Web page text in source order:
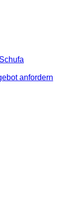
anfordern